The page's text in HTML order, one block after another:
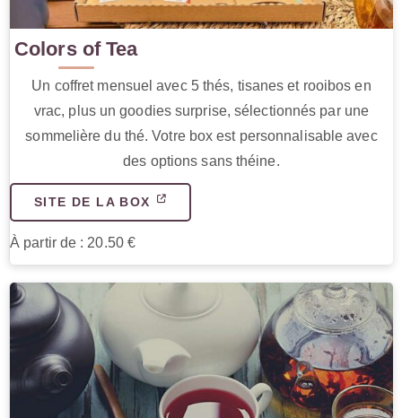
Colors of Tea
Un coffret mensuel avec 5 thés, tisanes et rooibos en
vrac, plus un goodies surprise, sélectionnés par une
sommelière du thé. Votre box est personnalisable avec
des options sans théine.
SITE DE LA BOX
À partir de : 20.50 €